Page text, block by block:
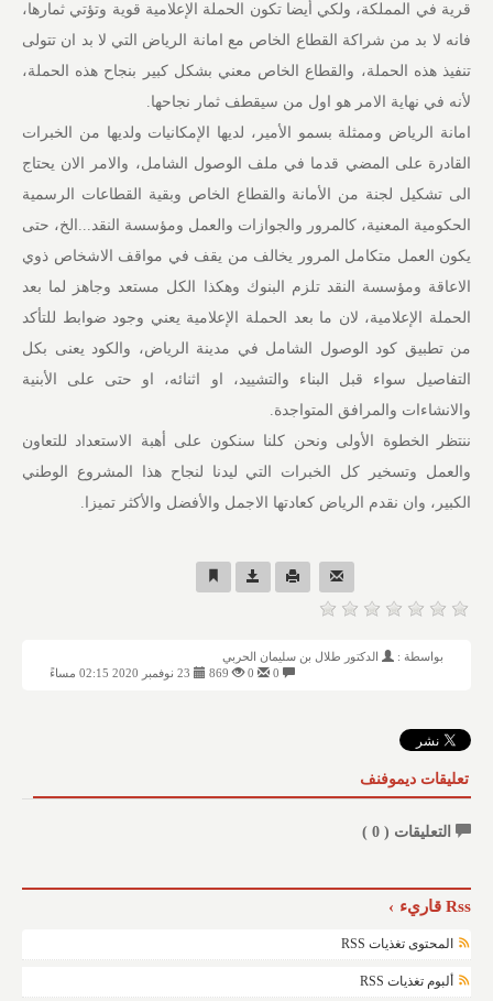
قرية في المملكة، ولكي أيضا تكون الحملة الإعلامية قوية وتؤتي ثمارها،
فانه لا بد من شراكة القطاع الخاص مع امانة الرياض التي لا بد ان تتولى
تنفيذ هذه الحملة، والقطاع الخاص معني بشكل كبير بنجاح هذه الحملة،
لأنه في نهاية الامر هو اول من سيقطف ثمار نجاحها.
امانة الرياض وممثلة بسمو الأمير، لديها الإمكانيات ولديها من الخبرات
القادرة على المضي قدما في ملف الوصول الشامل، والامر الان يحتاج
الى تشكيل لجنة من الأمانة والقطاع الخاص وبقية القطاعات الرسمية
الحكومية المعنية، كالمرور والجوازات والعمل ومؤسسة النقد...الخ، حتى
يكون العمل متكامل المرور يخالف من يقف في مواقف الاشخاص ذوي
الاعاقة ومؤسسة النقد تلزم البنوك وهكذا الكل مستعد وجاهز لما بعد
الحملة الإعلامية، لان ما بعد الحملة الإعلامية يعني وجود ضوابط للتأكد
من تطبيق كود الوصول الشامل في مدينة الرياض، والكود يعنى بكل
التفاصيل سواء قبل البناء والتشييد، او اثنائه، او حتى على الأبنية
والانشاءات والمرافق المتواجدة.
ننتظر الخطوة الأولى ونحن كلنا سنكون على أهبة الاستعداد للتعاون
والعمل وتسخير كل الخبرات التي ليدنا لنجاح هذا المشروع الوطني
الكبير، وان نقدم الرياض كعادتها الاجمل والأفضل والأكثر تميزا.
بواسطة :
الدكتور طلال بن سليمان الحربي
869
تعليقات ديموفنف
التعليقات ( 0
)
Rss قاريء
المحتوى تغذيات RSS
ألبوم تغذيات RSS